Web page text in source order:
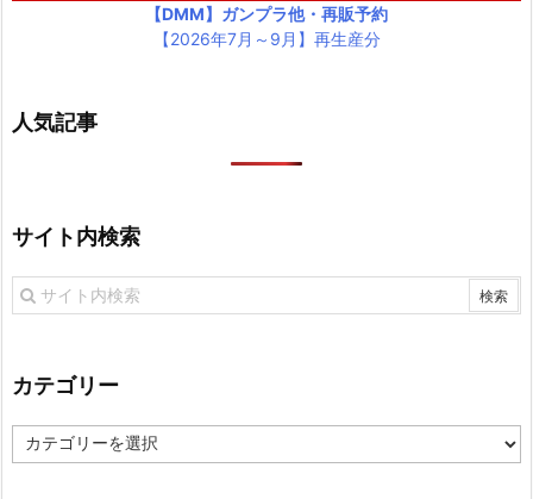
【DMM】ガンプラ他・再販予約
【2026年7月～9月】再生産分
人気記事
サイト内検索
カテゴリー
カ
テ